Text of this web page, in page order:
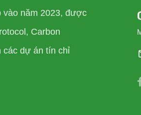
vào năm 2023, được
Carbon
các dự án tín chỉ